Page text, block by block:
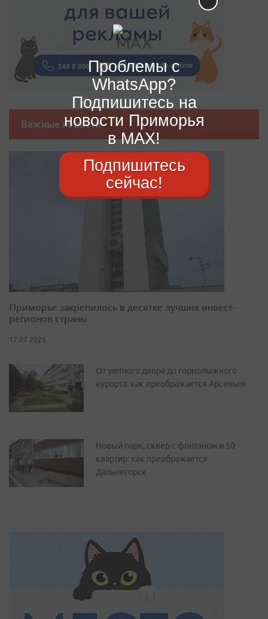
Важные новости
Приморье закрепилось в десятке лучших инвест-
регионов страны
17.07.2026
От уютного двора до горнолыжного
курорта: как преображается Арсеньев
Новый парк, сквер с фонтаном и 50
квартир: как преображается
Дальнегорск
Проблемы с
WhatsApp?
Подпишитесь на
новости Приморья
в MAX!
Подпишитесь
сейчас!